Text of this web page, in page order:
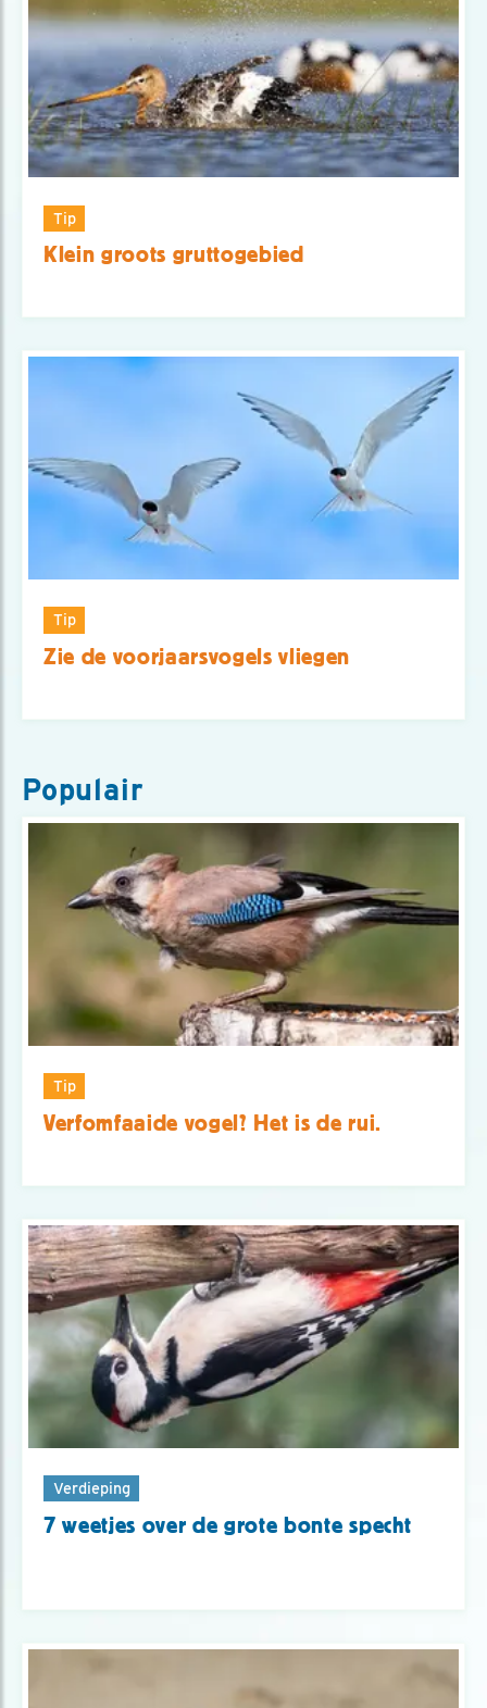
Tip
Klein groots gruttogebied
Tip
Zie de voorjaarsvogels vliegen
Populair
Tip
Verfomfaaide vogel? Het is de rui.
Verdieping
7 weetjes over de grote bonte specht